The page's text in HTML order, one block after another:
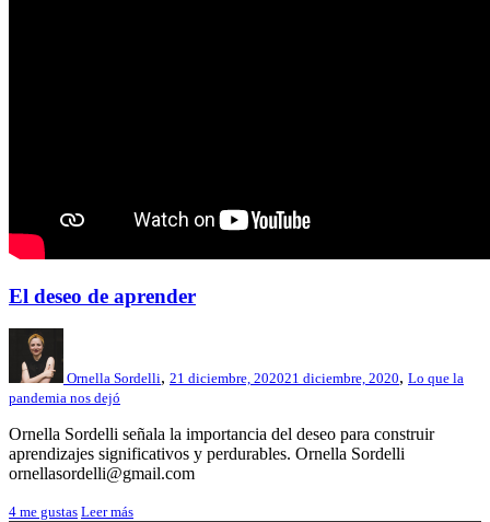
El deseo de aprender
Ornella Sordelli, 21 diciembre, 202021 diciembre, 2020, Lo que la
pandemia nos dejó
Ornella Sordelli señala la importancia del deseo para construir
aprendizajes significativos y perdurables. Ornella Sordelli
ornellasordelli@gmail.com
4 me gustas Leer más